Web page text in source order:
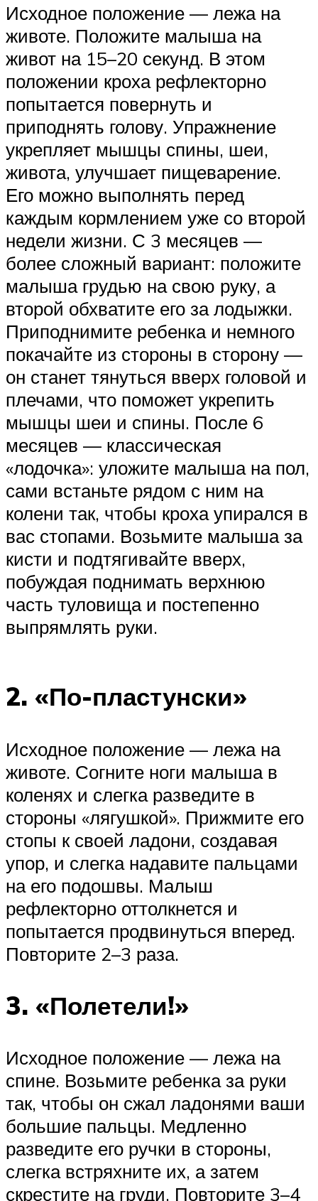
Исходное положение — лежа на
животе. Положите малыша на
живот на 15–20 секунд. В этом
положении кроха рефлекторно
попытается повернуть и
приподнять голову. Упражнение
укрепляет мышцы спины, шеи,
живота, улучшает пищеварение.
Его можно выполнять перед
каждым кормлением уже со второй
недели жизни. С 3 месяцев —
более сложный вариант: положите
малыша грудью на свою руку, а
второй обхватите его за лодыжки.
Приподнимите ребенка и немного
покачайте из стороны в сторону —
он станет тянуться вверх головой и
плечами, что поможет укрепить
мышцы шеи и спины. После 6
месяцев — классическая
«лодочка»: уложите малыша на пол,
сами встаньте рядом с ним на
колени так, чтобы кроха упирался в
вас стопами. Возьмите малыша за
кисти и подтягивайте вверх,
побуждая поднимать верхнюю
часть туловища и постепенно
выпрямлять руки.
2. «По-пластунски»
Исходное положение — лежа на
животе. Согните ноги малыша в
коленях и слегка разведите в
стороны «лягушкой». Прижмите его
стопы к своей ладони, создавая
упор, и слегка надавите пальцами
на его подошвы. Малыш
рефлекторно оттолкнется и
попытается продвинуться вперед.
Повторите 2–3 раза.
3. «Полетели!»
Исходное положение — лежа на
спине. Возьмите ребенка за руки
так, чтобы он сжал ладонями ваши
большие пальцы. Медленно
разведите его ручки в стороны,
слегка встряхните их, а затем
скрестите на груди. Повторите 3–4